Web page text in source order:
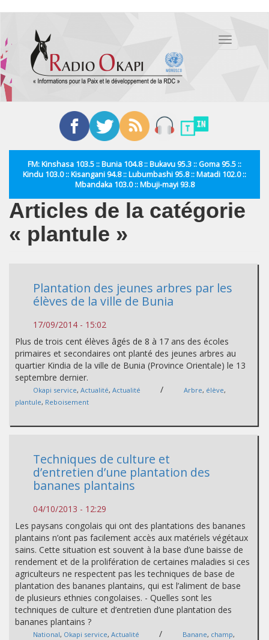
contenu
principal
Toggle
FM: Kinshasa 103.5 :: Bunia 104.8 :: Bukavu 95.3 :: Goma 95.5 ::
Kindu 103.0 :: Kisangani 94.8 :: Lubumbashi 95.8 :: Matadi 102.0 ::
Mbandaka 103.0 :: Mbuji-mayi 93.8
Articles de la catégorie
« plantule »
Plantation des jeunes arbres par les
élèves de la ville de Bunia
17/09/2014 - 15:02
Plus de trois cent élèves âgés de 8 à 17 ans des écoles
primaires et secondaires ont planté des jeunes arbres au
quartier Kindia de la ville de Bunia (Province Orientale) le 13
septembre dernier.
Okapi service, Actualité, Actualité / Arbre, élève,
plantule, Reboisement
Techniques de culture et
d’entretien d’une plantation des
bananes plantains
04/10/2013 - 12:29
Les paysans congolais qui ont des plantations des bananes
plantains n’ont pas facilement accès aux matériels végétaux
sains. Cette situation est souvent à la base d’une baisse de
rendement et de la prolifération de certaines maladies si ces
agriculteurs ne respectent pas les techniques de base de
plantation des bananes plantains, qui est l’aliment de base
de plusieurs ethnies congolaises. - Quelles sont les
techniques de culture et d’entretien d’une plantation des
bananes plantains ?
National, Okapi service, Actualité / Banane, champ,